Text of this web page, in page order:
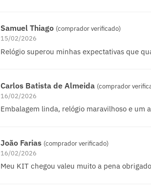
Samuel Thiago (comprador verificado)
15/02/2026
Relógio superou minhas expectativas que
Carlos Batista de Almeida (comprador
16/02/2026
Embalagem linda, relógio maravilhoso e um
João Farias (comprador verificado)
16/02/2026
Meu KIT chegou valeu muito a pena